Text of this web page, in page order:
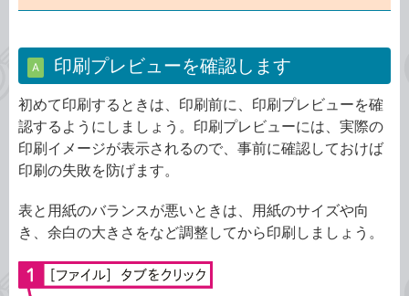
A 印刷プレビューを確認します
初めて印刷するときは、印刷前に、印刷プレビューを確
認するようにしましょう。印刷プレビューには、実際の
印刷イメージが表示されるので、事前に確認しておけば
印刷の失敗を防げます。
表と用紙のバランスが悪いときは、用紙のサイズや向
き、余白の大きさをなど調整してから印刷しましょう。